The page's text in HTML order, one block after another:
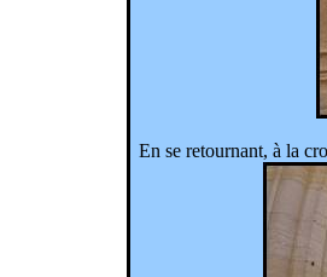
En se retournant, à la